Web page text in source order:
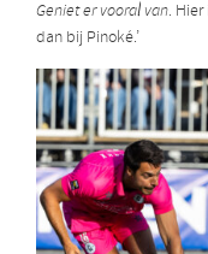
Geniet er vooral van.
dan bij Pinoké.’